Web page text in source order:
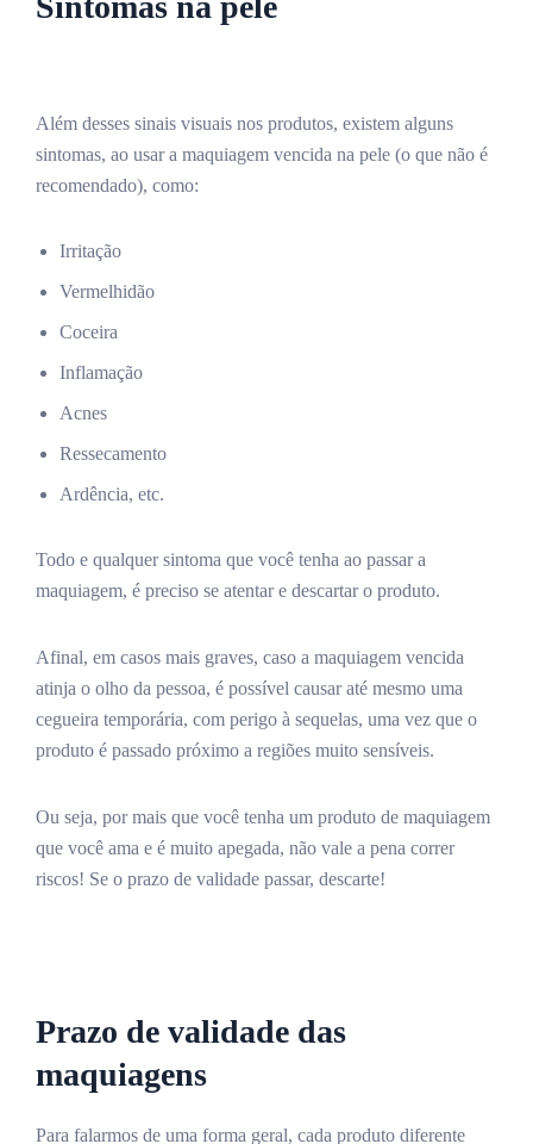
Além desses sinais visuais nos produtos, existem alguns
sintomas, ao usar a maquiagem vencida na pele (o que não é
recomendado), como:
Irritação
Vermelhidão
Coceira
Inflamação
Acnes
Ressecamento
Ardência, etc.
Todo e qualquer sintoma que você tenha ao passar a
maquiagem, é preciso se atentar e descartar o produto.
Afinal, em casos mais graves, caso a maquiagem vencida
atinja o olho da pessoa, é possível causar até mesmo uma
cegueira temporária, com perigo à sequelas, uma vez que o
produto é passado próximo a regiões muito sensíveis.
Ou seja, por mais que você tenha um produto de maquiagem
que você ama e é muito apegada, não vale a pena correr
riscos! Se o prazo de validade passar, descarte!
Prazo de validade das
maquiagens
Para falarmos de uma forma geral, cada produto diferente